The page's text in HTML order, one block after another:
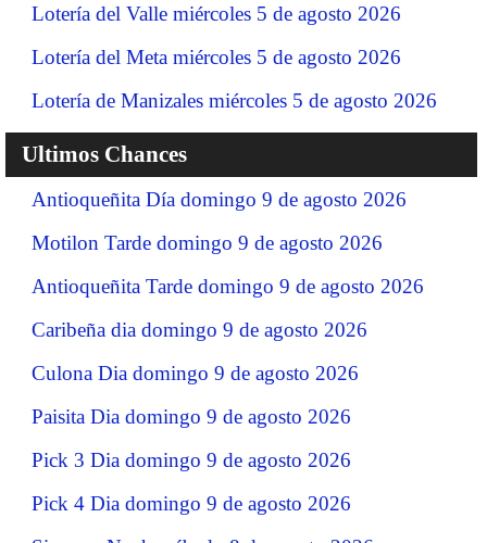
Lotería del Valle miércoles 5 de agosto 2026
Lotería del Meta miércoles 5 de agosto 2026
Lotería de Manizales miércoles 5 de agosto 2026
Ultimos Chances
Antioqueñita Día domingo 9 de agosto 2026
Motilon Tarde domingo 9 de agosto 2026
Antioqueñita Tarde domingo 9 de agosto 2026
Caribeña dia domingo 9 de agosto 2026
Culona Dia domingo 9 de agosto 2026
Paisita Dia domingo 9 de agosto 2026
Pick 3 Dia domingo 9 de agosto 2026
Pick 4 Dia domingo 9 de agosto 2026